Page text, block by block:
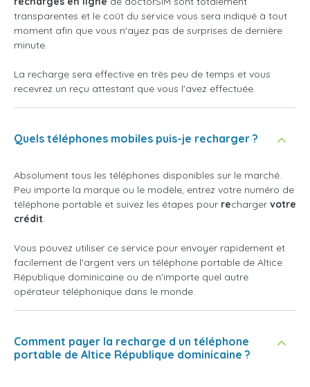
transparentes et le coût du service vous sera indiqué à tout
moment afin que vous n'ayez pas de surprises de dernière
minute.
La recharge sera effective en très peu de temps et vous
recevrez un reçu attestant que vous l'avez effectuée.
Quels téléphones mobiles puis-je recharger ?
Absolument tous les téléphones disponibles sur le marché.
Peu importe la marque ou le modèle, entrez votre numéro de
téléphone portable et suivez les étapes pour recharger votre
crédit.
Vous pouvez utiliser ce service pour envoyer rapidement et
facilement de l'argent vers un téléphone portable de Altice
République dominicaine ou de n'importe quel autre
opérateur téléphonique dans le monde.
Comment payer la recharge d un téléphone
portable de Altice République dominicaine ?